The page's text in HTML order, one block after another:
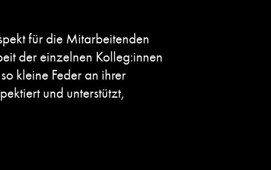
für die Mitarbeitenden
der einzelnen Kolleg:innen
kleine Feder an ihrer
und unterstützt,